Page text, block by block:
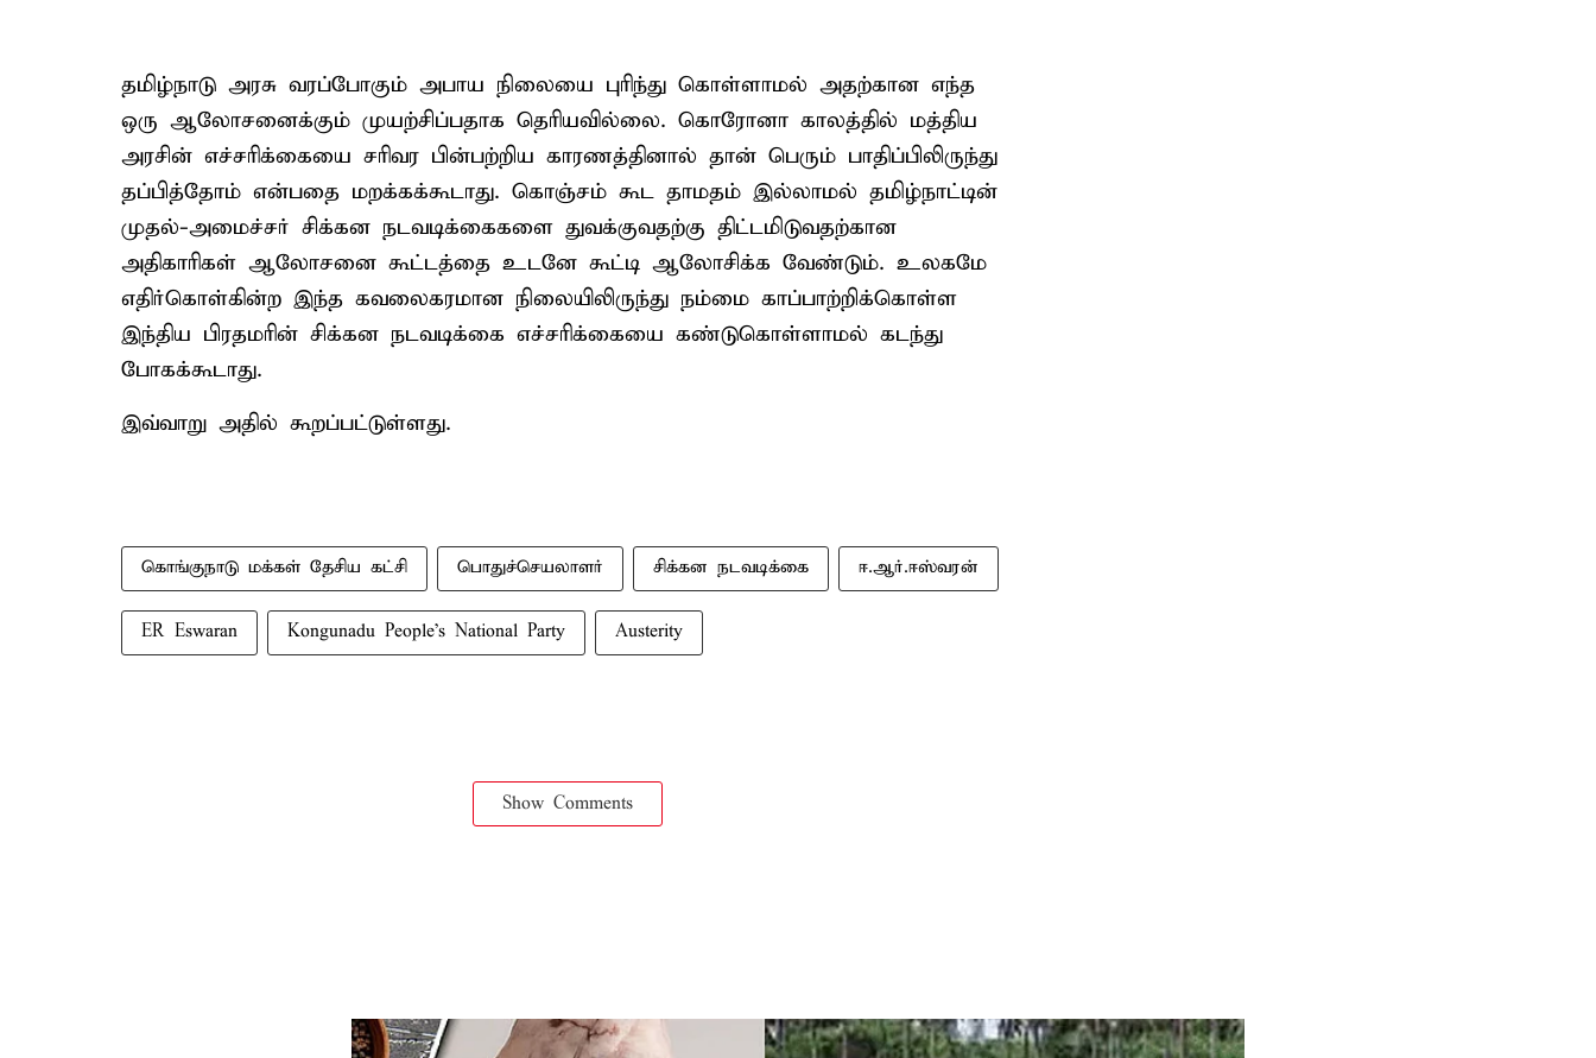
தமிழ்நாடு அரசு வரப்போகும் அபாய நிலையை புரிந்து கொள்ளாமல் அதற்கான எந்த
ஒரு ஆலோசனைக்கும் முயற்சிப்பதாக தெரியவில்லை. கொரோனா காலத்தில் மத்திய
அரசின் எச்சரிக்கையை சரிவர பின்பற்றிய காரணத்தினால் தான் பெரும் பாதிப்பிலிருந்து
தப்பித்தோம் என்பதை மறக்கக்கூடாது. கொஞ்சம் கூட தாமதம் இல்லாமல் தமிழ்நாட்டின்
முதல்-அமைச்சர் சிக்கன நடவடிக்கைகளை துவக்குவதற்கு திட்டமிடுவதற்கான
அதிகாரிகள் ஆலோசனை கூட்டத்தை உடனே கூட்டி ஆலோசிக்க வேண்டும். உலகமே
எதிர்கொள்கின்ற இந்த கவலைகரமான நிலையிலிருந்து நம்மை காப்பாற்றிக்கொள்ள
இந்திய பிரதமரின் சிக்கன நடவடிக்கை எச்சரிக்கையை கண்டுகொள்ளாமல் கடந்து
போகக்கூடாது.
இவ்வாறு அதில் கூறப்பட்டுள்ளது.
கொங்குநாடு மக்கள் தேசிய கட்சி பொதுச்செயலாளர் சிக்கன நடவடிக்கை ஈ.ஆர்.ஈஸ்வரன்
ER Eswaran Kongunadu People's National Party Austerity
Show Comments